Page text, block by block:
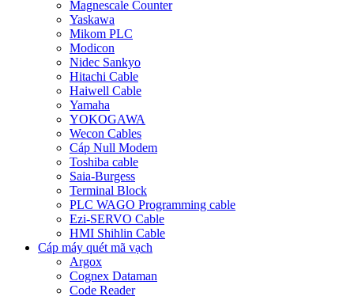
Magnescale Counter
Yaskawa
Mikom PLC
Modicon
Nidec Sankyo
Hitachi Cable
Haiwell Cable
Yamaha
YOKOGAWA
Wecon Cables
Cáp Null Modem
Toshiba cable
Saia-Burgess
Terminal Block
PLC WAGO Programming cable
Ezi-SERVO Cable
HMI Shihlin Cable
Cáp máy quét mã vạch
Argox
Cognex Dataman
Code Reader